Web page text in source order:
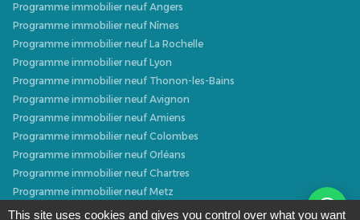
Programme immobilier neuf Angers
Programme immobilier neuf Nîmes
Programme immobilier neuf La Rochelle
Programme immobilier neuf Lyon
Programme immobilier neuf Thonon-les-Bains
Programme immobilier neuf Avignon
Programme immobilier neuf Amiens
Programme immobilier neuf Colombes
Programme immobilier neuf Orléans
Programme immobilier neuf Chartres
Programme immobilier neuf Metz
Programme immobilier neuf Caen
This site uses cookies and gives you control over what you want